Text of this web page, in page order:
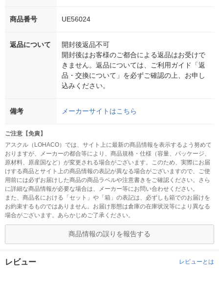
商品番号 UE56024
返品について
開封後返品不可
開封後はお客様のご都合による返品はお受けで
きません。返品については、ご利用ガイド「返
品・交換について」を必ずご確認の上、お申し
込みください。
備考 メーカーサイトはこちら
ご注意【免責】
アスクル（LOHACO）では、サイト上に最新の商品情報を表示するよう努めて
おりますが、メーカーの都合等により、商品規格・仕様（容量、パッケージ、
原材料、原産国など）が変更される場合がございます。このため、実際にお届
けする商品とサイト上の商品情報の表記が異なる場合がございますので、ご使
用前には必ずお届けした商品の商品ラベルや注意書きをご確認ください。さら
に詳細な商品情報が必要な場合は、メーカー等にお問い合わせください。
また、商品名における「セット」や「箱」の表記は、必ずしも箱でのお届けを
お約束するものではありません。お届け形態は倉庫の在庫状況等により異なる
場合がございます。あらかじめご了承ください。
商品情報の誤りを報告する
レビュー レビューとは